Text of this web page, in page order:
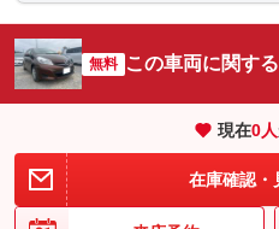
：装備なし
サイドカメラ
：装備なし
：装備なし
無料 この車両に関す
現在0人
在庫確認・